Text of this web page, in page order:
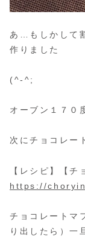
あ…もしかして
作りました
(^-^;
オーブン１７０
次にチョコレー
【レシピ】【チ
https://
チョコレートマ
り出したら）一